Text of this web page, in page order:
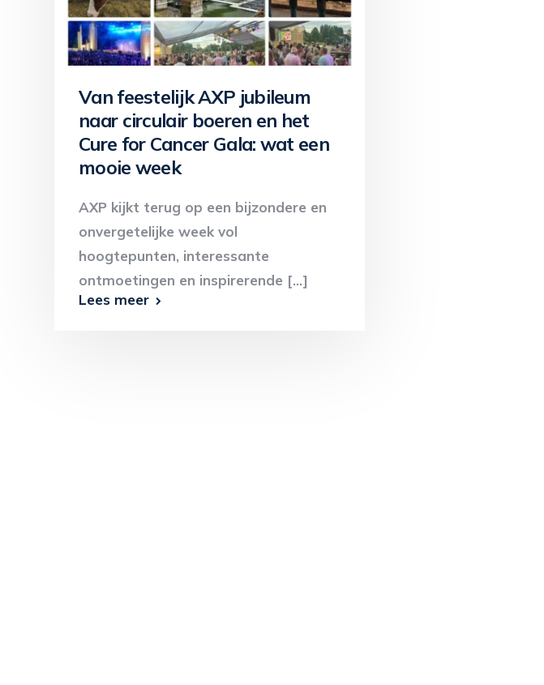
Van feestelijk AXP jubileum
naar circulair boeren en het
Cure for Cancer Gala: wat een
mooie week
AXP kijkt terug op een bijzondere en
onvergetelijke week vol
hoogtepunten, interessante
ontmoetingen en inspirerende [...]
Lees meer